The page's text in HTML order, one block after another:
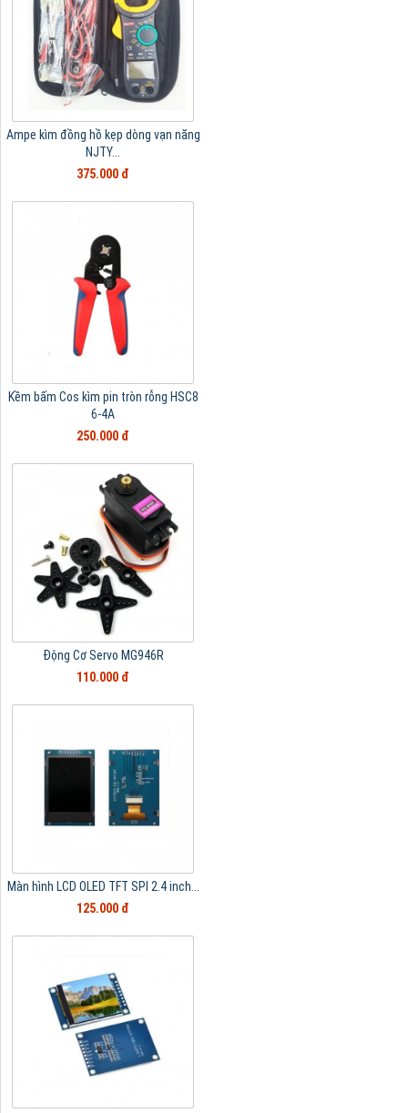
Ampe kìm đồng hồ kẹp dòng vạn năng
NJTY...
375.000 đ
Kềm bấm Cos kìm pin tròn rỗng HSC8
6-4A
250.000 đ
Động Cơ Servo MG946R
110.000 đ
Màn hình LCD OLED TFT SPI 2.4 inch...
125.000 đ